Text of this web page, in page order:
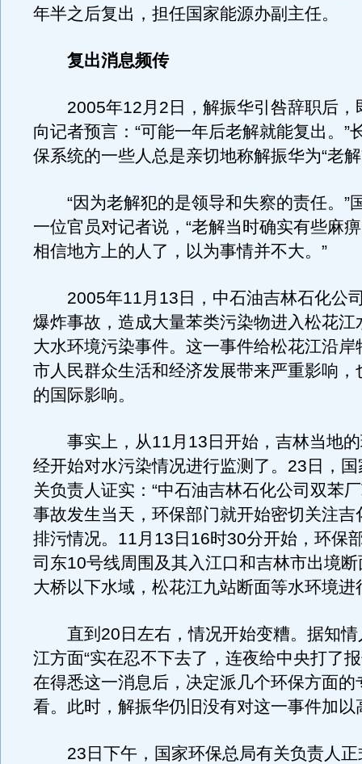
年半之后复出，担任国家能源办副主任。
复出消息频传
2005年12月2日，解振华引咎辞职后，
向记者预言：“可能一年后老解就能复出。”
保系统的一些人总是亲切地称解振华为“老解
“因为老解犯的是领导和失察的责任。”
一位官员对记者说，“老解当时确实有些麻
相信地方上的人了，以为事情并不大。”
2005年11月13日，中石油吉林石化公
爆炸事故，造成大量苯类污染物进入松花江
大水环境污染事件。这一事件给松花江沿岸
市人民群众生活和经济发展带来严重影响，
的国际影响。
事实上，从11月13日开始，吉林当地的
经开始对水污染情况进行监测了。23日，
关负责人证实：“中石油吉林石化公司双苯
事故发生当天，环保部门就开始密切关注吉
排污情况。11月13日16时30分开始，环保
司东10号线周围及其入江口和吉林市出境
大桥以下水域，松花江九站断面等水环境进
直到20日左右，情况开始变糟。据知情
江方面“实在忍不下去了，连夜给中央打了
在得悉这一消息后，决定派几个环保方面的
看。此时，解振华仍旧没有对这一事件加以
23日下午，国家环保总局有关负责人正